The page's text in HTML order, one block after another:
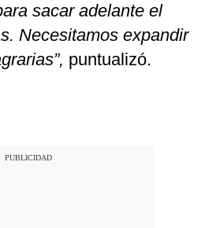
sacar adelante el
Necesitamos expandir
puntualizó.